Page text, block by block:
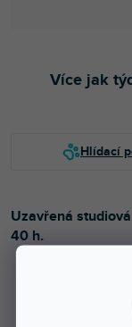
Více jak
Uzavřená
40 h.